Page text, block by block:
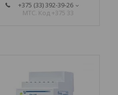
+375 (33) 392-39-26
МТС. Код +375 33